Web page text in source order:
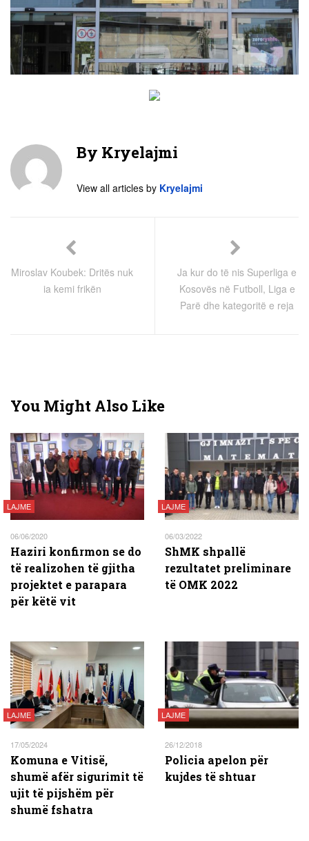
By Kryelajmi
View all articles by Kryelajmi
Miroslav Koubek: Dritës nuk
ia kemi frikën
Ja kur do të nis Superliga e
Kosovës në Futboll, Liga e
Parë dhe kategoritë e reja
You Might Also Like
LAJME
06/06/2020
Haziri konfirmon se do
të realizohen të gjitha
projektet e parapara
për këtë vit
LAJME
06/03/2022
ShMK shpallë
rezultatet preliminare
të OMK 2022
LAJME
17/05/2024
Komuna e Vitisë,
shumë afër sigurimit të
ujit të pijshëm për
shumë fshatra
LAJME
26/12/2018
Policia apelon për
kujdes të shtuar